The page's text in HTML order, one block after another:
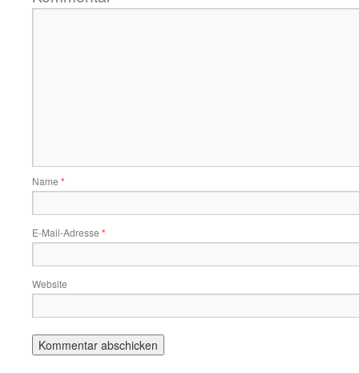
Name *
E-Mail-Adresse *
Website